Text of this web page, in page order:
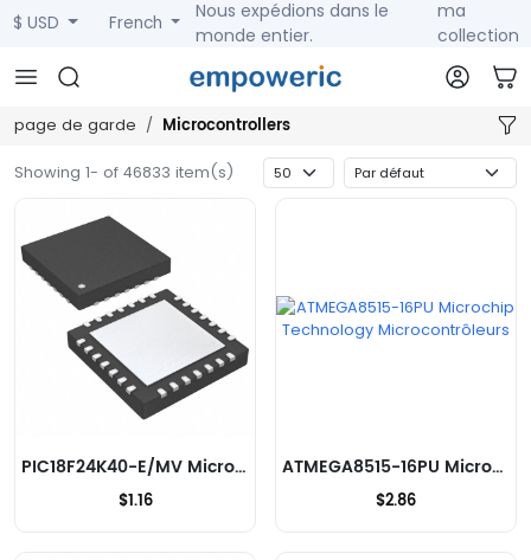
$ USD French
Nous expédions dans le
monde entier.
ma
collection
page de garde Microcontrollers
Showing 1- of 46833 item(s)
PIC18F24K40-E/MV Microchip Technology Microcontrôleurs
$1.16
ATMEGA8515-16PU Microchip Technology Microcontrôleurs
$2.86